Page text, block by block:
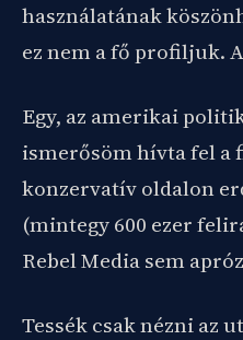
használatának
ez nem a fő profiljuk.
Egy, az amerikai
ismerősöm hívta fel a
konzervatív oldalon
(mintegy 600 ezer
Rebel Media sem
Tessék csak nézni az